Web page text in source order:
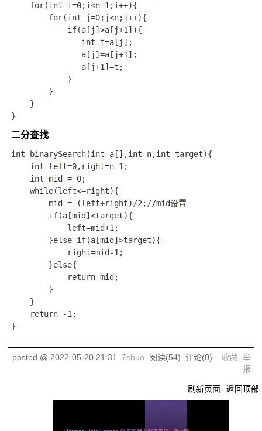
    for(int i=0;i<n-1;i++){
        for(int j=0;j<n;j++){
            if(a[j]>a[j+1]){
               int t=a[j];
               a[j]=a[j+1];
               a[j+1]=t;
            }
        }
    }
二分查找
int binarySearch(int a[],int n,int target){
    int left=0,right=n-1;
    int mid = 0;
    while(left<=right){
        mid = (left+right)/2;//mid设置
        if(a[mid]<target){
            left=mid+1;
        }else if(a[mid]>target){
            right=mid-1;
        }else{
            return mid;
        }
    }
    return -1;
posted @ 2022-05-20 21:31 7shuo 阅读(54) 评论(0) 收藏 举
报
刷新页面 返回顶部